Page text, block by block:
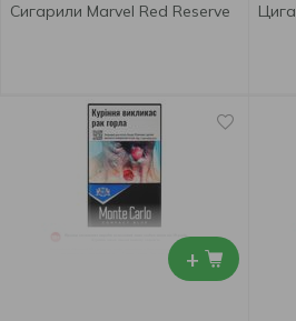
Сигарили Marvel Red Reserve
+